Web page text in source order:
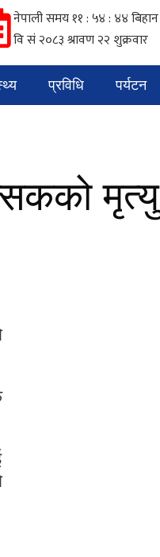
प्रविधि पर्यटन
मृत्यु